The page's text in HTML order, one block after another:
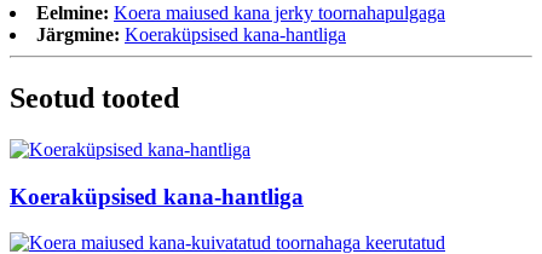
Eelmine: Koera maiused kana jerky toornahapulgaga
Järgmine: Koeraküpsised kana-hantliga
Seotud tooted
Koeraküpsised kana-hantliga